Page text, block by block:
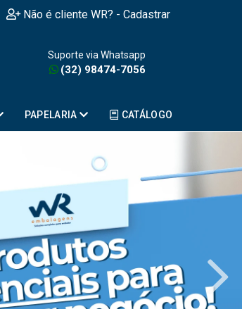
Não é cliente WR? - Cadastrar
Suporte via Whatsapp
(32) 98474-7056
PAPELARIA CATÁLOGO